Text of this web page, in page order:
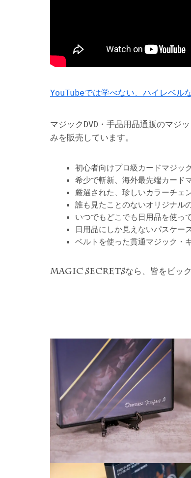
YouTubeでは学べない、ハイレベル
マジックDVD・手品用品通販のマジ
みを販売しています。
初心者向けプロ級カードマジッ
希少で斬新、海外最先端カード
厳選された、珍しいカラーチェ
誰も見たことのないオリジナル
いつでもどこでも日用品を使っ
日用品にしか見えないパスケー
ベルトを使った貫通マジック・
MAGIC SECRETSなら、皆をビッ